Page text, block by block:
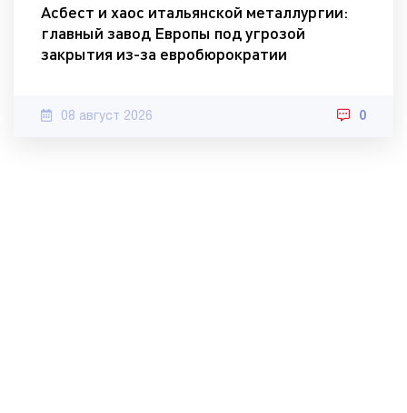
Асбест и хаос итальянской металлургии:
главный завод Европы под угрозой
закрытия из-за евробюрократии
08 август 2026 0